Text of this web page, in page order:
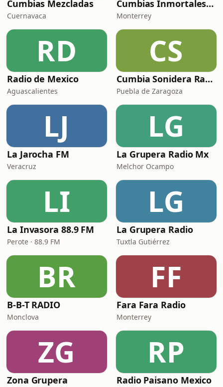
Cumbias Mezcladas
Cuernavaca
Cumbias Inmortales Radio
Monterrey
RD
Radio de Mexico
Aguascalientes
CS
Cumbia Sonidera Radio
Puebla de Zaragoza
LJ
La Jarocha FM
Veracruz
LG
La Grupera Radio Mx
Melchor Ocampo
LI
La Invasora 88.9 FM
Perote · 88.9 FM
LG
La Grupera Radio
Tuxtla Gutiérrez
BR
B-B-T RADIO
Monclova
FF
Fara Fara Radio
Monterrey
ZG
Zona Grupera
RP
Radio Paisano Mexico